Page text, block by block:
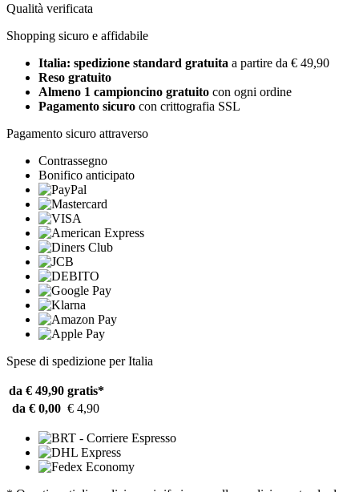
Qualità verificata
Shopping sicuro e affidabile
Italia: spedizione standard gratuita a partire da € 49,90
Reso gratuito
Almeno 1 campioncino gratuito con ogni ordine
Pagamento sicuro con crittografia SSL
Pagamento sicuro attraverso
Contrassegno
Bonifico anticipato
Spese di spedizione per Italia
da € 49,90 gratis*
da € 0,00 € 4,90